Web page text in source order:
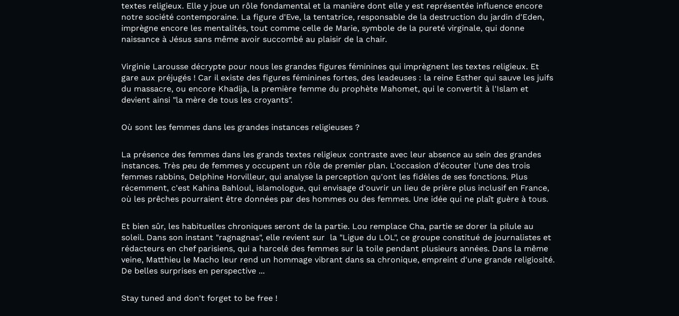
textes religieux. Elle y joue un rôle fondamental et la manière dont elle y est représentée influence encore
notre société contemporaine. La figure d'Eve, la tentatrice, responsable de la destruction du jardin d'Eden,
imprègne encore les mentalités, tout comme celle de Marie, symbole de la pureté virginale, qui donne
naissance à Jésus sans même avoir succombé au plaisir de la chair.
Virginie Larousse décrypte pour nous les grandes figures féminines qui imprègnent les textes religieux. Et
gare aux préjugés ! Car il existe des figures féminines fortes, des leadeuses : la reine Esther qui sauve les juifs
du massacre, ou encore Khadija, la première femme du prophète Mahomet, qui le convertit à l'Islam et
devient ainsi "la mère de tous les croyants".
Où sont les femmes dans les grandes instances religieuses ?
La présence des femmes dans les grands textes religieux contraste avec leur absence au sein des grandes
instances. Très peu de femmes y occupent un rôle de premier plan. L'occasion d'écouter l'une des trois
femmes rabbins, Delphine Horvilleur, qui analyse la perception qu'ont les fidèles de ses fonctions. Plus
récemment, c'est Kahina Bahloul, islamologue, qui envisage d'ouvrir un lieu de prière plus inclusif en France,
où les prêches pourraient être données par des hommes ou des femmes. Une idée qui ne plaît guère à tous.
Et bien sûr, les habituelles chroniques seront de la partie. Lou remplace Cha, partie se dorer la pilule au
soleil. Dans son instant "ragnagnas", elle revient sur la "Ligue du LOL", ce groupe constitué de journalistes et
rédacteurs en chef parisiens, qui a harcelé des femmes sur la toile pendant plusieurs années. Dans la même
veine, Matthieu le Macho leur rend un hommage vibrant dans sa chronique, empreint d'une grande religiosité.
De belles surprises en perspective ...
Stay tuned and don't forget to be free !